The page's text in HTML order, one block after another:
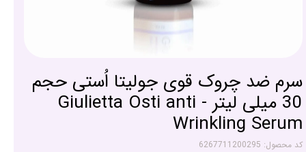
سرم ضد چروک قوی جولیتا اُستی حجم
30 میلی لیتر - Giulietta Osti anti
Wrinkling Serum
کد محصول: 6267711200295